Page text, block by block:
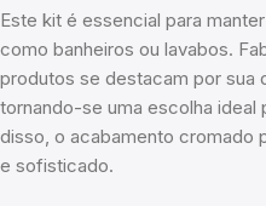
Este kit é essencial para
como banheiros ou lavabos.
produtos se destacam por sua
tornando-se uma escolha ideal
disso, o acabamento cromado
e sofisticado.